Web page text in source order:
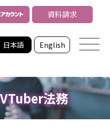
日本語 English
資料請求
法務